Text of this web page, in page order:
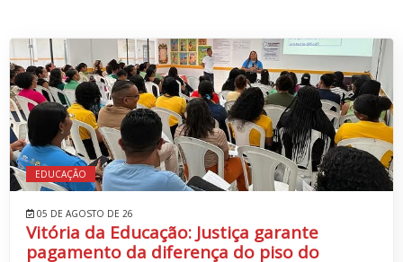
EDUCAÇÃO
05 DE AGOSTO DE 26
Vitória da Educação: Justiça garante
pagamento da diferença do piso do